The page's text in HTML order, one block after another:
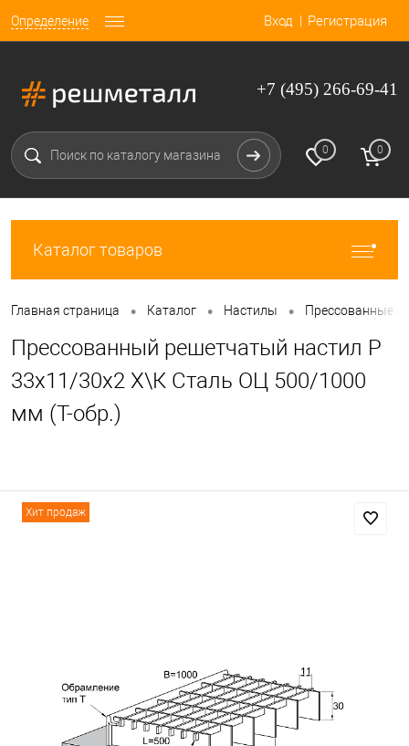
Определение Вход Регистрация
+7 (495) 266-69-41
0 0
Каталог товаров
Главная страница • Каталог • Настилы • Прессованные
Прессованный решетчатый настил Р
33х11/30х2 Х\К Сталь ОЦ 500/1000
мм (Т-обр.)
Хит продаж